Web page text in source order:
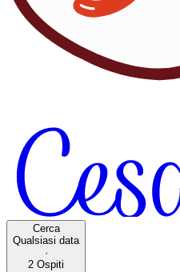
Cerca
Qualsiasi data
·
2 Ospiti